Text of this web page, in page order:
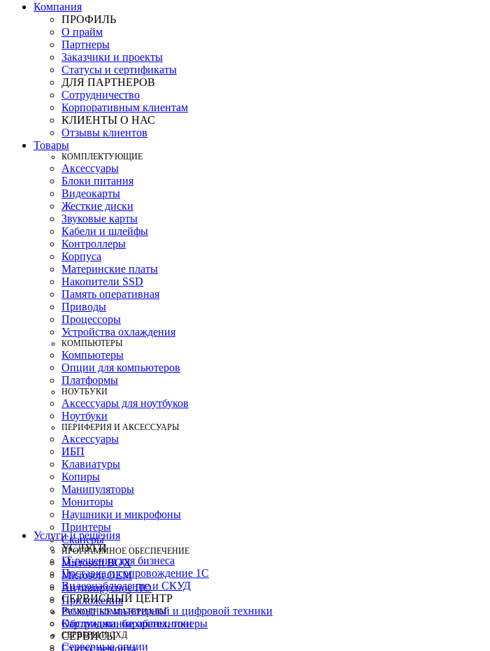
Компания
ПРОФИЛЬ
О прайм
Партнеры
Заказчики и проекты
Статусы и сертификаты
ДЛЯ ПАРТНЕРОВ
Сотрудничество
Корпоративным клиентам
КЛИЕНТЫ О НАС
Отзывы клиентов
Товары
КOМПЛЕКТУЮЩИЕ
Аксессуары
Блоки питания
Видеокарты
Жесткие диски
Звуковые карты
Кабели и шлейфы
Контроллеры
Корпуса
Материнские платы
Накопители SSD
Память оперативная
Приводы
Процессоры
Устройства охлаждения
КОМПЬЮТЕРЫ
Компьютеры
Опции для компьютеров
Платформы
НОУТБУКИ
Аксессуары для ноутбуков
Ноутбуки
ПЕРИФЕРИЯ И АКСЕССУАРЫ
Аксессуары
ИБП
Клавиатуры
Копиры
Манипуляторы
Мониторы
Наушники и микрофоны
Принтеры
Сканеры
ПРОГРАММНОЕ ОБЕСПЕЧЕНИЕ
Microsoft BOX
Microsoft OEM
Антивирусное ПО
Приложения
РАСХОДНЫЕ МАТЕРИАЛЫ
Картриджи, барабаны, тонеры
СЕРВЕРЫ И СХД
Серверные опции
Услуги и решения
УСЛУГИ
IT-решения для бизнеса
Поставка и сопровождение 1C
Видеонаблюдение и СКУД
СЕРВИСНЫЙ ЦЕНТР
Ремонт компьютерной и цифровой техники
Обслуживание оргтехники
СЕРВИСЫ
Статус ремонта